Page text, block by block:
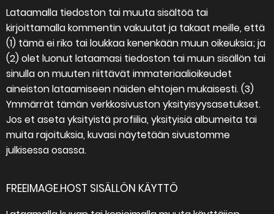
Lataamalla tiedoston tai muuta sisältöä tai
kirjoittamalla kommentin vakuutat ja takaat meille, että
(1) tämä ei riko tai loukkaa kenenkään muun oikeuksia; ja
(2) olet luonut lataamasi tiedoston tai muun sisällön tai
sinulla on muuten riittävät immateriaalioikeudet
aineiston lataamiseen näiden ehtojen mukaisesti. (3)
Ymmärrät tämän verkkosivuston yksityisyysasetukset.
Jos et aseta yksityistä profiilia, yksityisiä albumeita tai
muita rajoituksia, kuvasi näytetään sivustomme
julkisessa osassa.
FREEIMAGE.HOST SISÄLLÖN KÄYTTÖ